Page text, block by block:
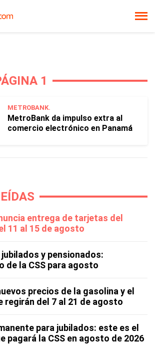
1
METROBANK.
MetroBank da impulso extra al
comercio electrónico en Panamá
entrega de tarjetas del
11 al 15 de agosto
y pensionados:
de la CSS para agosto
precios de la gasolina y el
regirán del 7 al 21 de agosto
para jubilados: este es el
pagará la CSS en agosto de 2026